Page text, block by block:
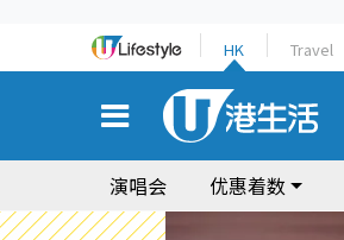
HK Travel
演唱会 优惠着数